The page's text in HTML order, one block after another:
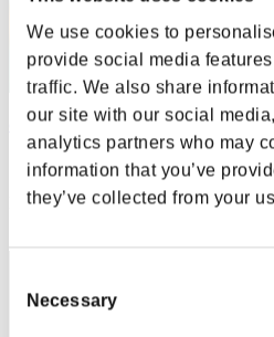
We use cookies to
provide social media
traffic. We also share
our site with our social
analytics partners who may
information that you’ve
they’ve collected from your
Selection
Necessary
c u c u m b e r
スコア:14階層/57'18"67
RANK